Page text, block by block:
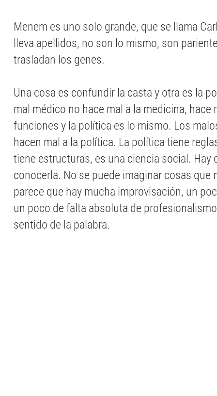
Menem es uno solo grande, que se llama
lleva apellidos, no son lo mismo, son
trasladan los genes.
Una cosa es confundir la casta y otra es la
mal médico no hace mal a la medicina, hace
funciones y la política es lo mismo. Los
hacen mal a la política. La política tiene
tiene estructuras, es una ciencia social. Hay
conocerla. No se puede imaginar cosas que
parece que hay mucha improvisación, un
un poco de falta absoluta de
sentido de la palabra.